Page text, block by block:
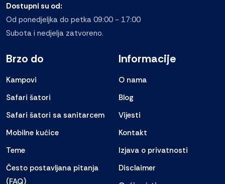
Dostupni su od:
Od ponedjeljka do petka 09:00 - 17:00
Subota i nedjelja zatvoreno.
Brzo do
Kampovi
Safari šatori
Safari šatori sa sanitarcem
Mobilne kućice
Teme
Često postavljana pitanja
(FAQ)
Informacije
O nama
Blog
Vijesti
Kontakt
Izjava o privatnosti
Disclaimer